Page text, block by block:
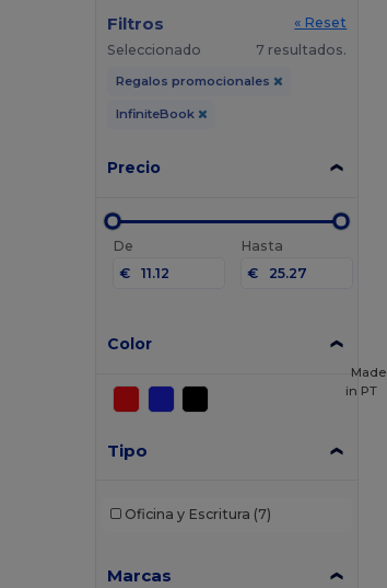
Filtros
« Reset
Seleccionado
7 resultados.
Regalos promocionales
InfiniteBook
Precio
De
€
Hasta
€
Color
Tipo
Oficina y Escritura (7)
Marcas
Made
in PT